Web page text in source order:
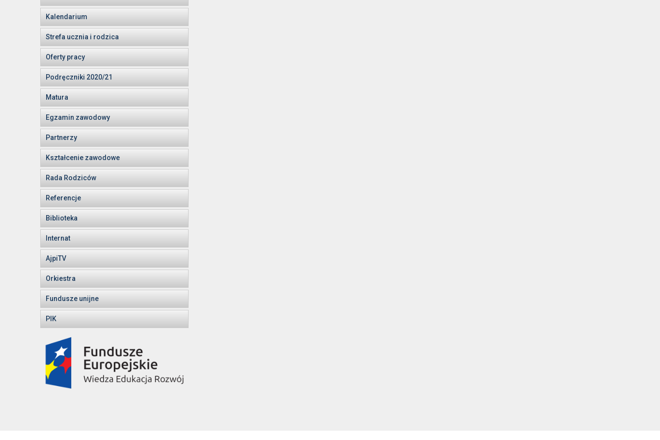
Kalendarium
Strefa ucznia i rodzica
Oferty pracy
Podręczniki 2020/21
Matura
Egzamin zawodowy
Partnerzy
Kształcenie zawodowe
Rada Rodziców
Referencje
Biblioteka
Internat
AjpiTV
Orkiestra
Fundusze unijne
PIK